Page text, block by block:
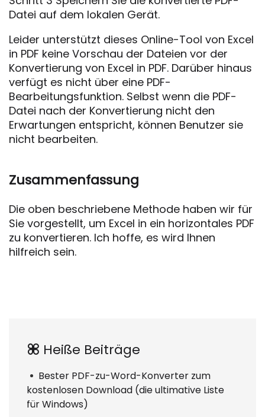
Datei auf dem lokalen Gerät.
Leider unterstützt dieses Online-Tool von Excel
in PDF keine Vorschau der Dateien vor der
Konvertierung von Excel in PDF. Darüber hinaus
verfügt es nicht über eine PDF-
Bearbeitungsfunktion. Selbst wenn die PDF-
Datei nach der Konvertierung nicht den
Erwartungen entspricht, können Benutzer sie
nicht bearbeiten.
Zusammenfassung
Die oben beschriebene Methode haben wir für
Sie vorgestellt, um Excel in ein horizontales PDF
zu konvertieren. Ich hoffe, es wird Ihnen
hilfreich sein.
Heiße Beiträge
Bester PDF-zu-Word-Konverter zum
kostenlosen Download (die ultimative Liste
für Windows)